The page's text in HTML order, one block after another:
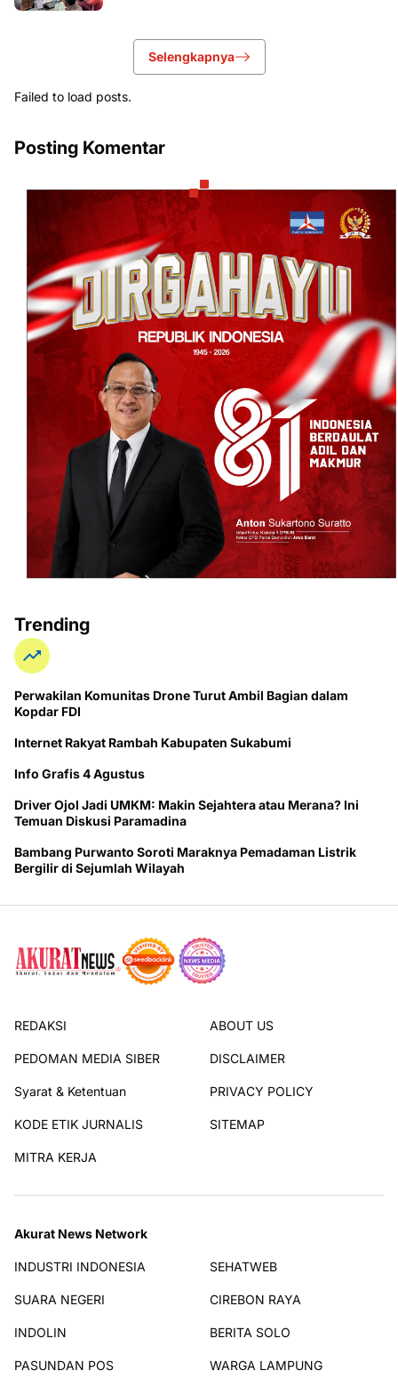
Selengkapnya
Failed to load posts.
Posting Komentar
Trending
Perwakilan Komunitas Drone Turut Ambil Bagian dalam
Kopdar FDI
Internet Rakyat Rambah Kabupaten Sukabumi
Info Grafis 4 Agustus
Driver Ojol Jadi UMKM: Makin Sejahtera atau Merana? Ini
Temuan Diskusi Paramadina
Bambang Purwanto Soroti Maraknya Pemadaman Listrik
Bergilir di Sejumlah Wilayah
REDAKSI ABOUT US
PEDOMAN MEDIA SIBER DISCLAIMER
Syarat & Ketentuan PRIVACY POLICY
KODE ETIK JURNALIS SITEMAP
MITRA KERJA
Akurat News Network
INDUSTRI INDONESIA SEHATWEB
SUARA NEGERI CIREBON RAYA
INDOLIN BERITA SOLO
PASUNDAN POS WARGA LAMPUNG